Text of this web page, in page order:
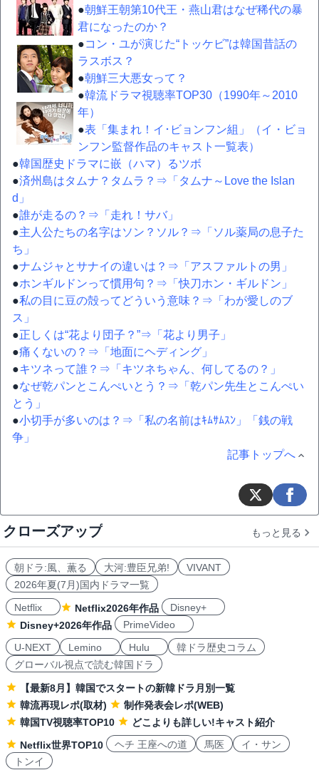
●朝鮮王朝第10代王・燕山君はなぜ稀代の暴
君になったのか？
●コン・ユが演じた“トッケビ”は韓国昔話の
ラスボス？
●朝鮮三大悪女って？
●韓流ドラマ視聴率TOP30（1990年～2010
年）
●表「集まれ！イ･ビョンフン組」（イ・ビョ
ンフン監督作品のキャスト一覧表）
●韓国歴史ドラマに嵌（ハマ）るツボ
●済州島はタムナ？タムラ？⇒「タムナ～Love the Islan
d」
●誰が走るの？⇒「走れ！サバ」
●主人公たちの名字はソン？ソル？⇒「ソル薬局の息子た
ち」
●ナムジャとサナイの違いは？⇒「アスファルトの男」
●ホンギルドンって慣用句？⇒「快刀ホン・ギルドン」
●私の目に豆の殻ってどういう意味？⇒「わが愛しのブ
ス」
●正しくは“花より団子？”⇒「花より男子」
●痛くないの？⇒「地面にヘディング」
●キツネって誰？⇒「キツネちゃん、何してるの？」
●なぜ乾パンとこんぺいとう？⇒「乾パン先生とこんぺい
とう」
●小切手が多いのは？⇒「私の名前はｷﾑｻﾑｽﾝ」「銭の戦
争」
記事トップへ
クローズアップ もっと見る
朝ドラ:風、薫る 大河:豊臣兄弟!
VIVANT
2026年夏(7月)国内ドラマ一覧
Netflix
Netflix2026年作品
Disney+
Disney+2026年作品
PrimeVideo
U-NEXT
Lemino Hulu
韓ドラ歴史コラム
グローバル視点で読む韓国ドラ
【最新8月】韓国でスタートの新韓ドラ月別一覧
韓流再現レポ(取材)
制作発表会レポ(WEB)
韓国TV視聴率TOP10
どこよりも詳しい!キャスト紹介
Netflix世界TOP10
ヘチ 王座への道 馬医
イ・サン
トンイ